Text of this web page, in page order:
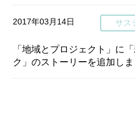
2017年03月14日 サス
「地域とプロジェクト」に
ク」のストーリーを追加しま